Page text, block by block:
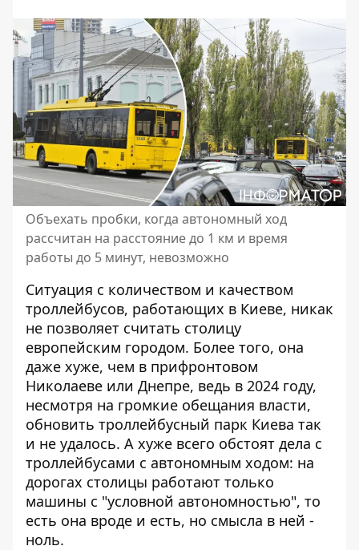
Объехать пробки, когда автономный ход
рассчитан на расстояние до 1 км и время
работы до 5 минут, невозможно
Ситуация с количеством и качеством
троллейбусов, работающих в Киеве, никак
не позволяет считать столицу
европейским городом. Более того, она
даже хуже, чем в прифронтовом
Николаеве или Днепре, ведь в 2024 году,
несмотря на громкие обещания власти,
обновить троллейбусный парк Киева так
и не удалось. А хуже всего обстоят дела с
троллейбусами с автономным ходом: на
дорогах столицы работают только
машины с "условной автономностью", то
есть она вроде и есть, но смысла в ней -
ноль.